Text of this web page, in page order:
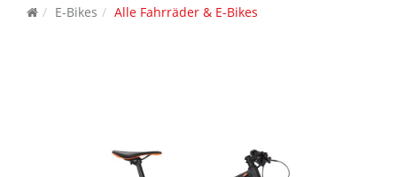
E-Bikes Alle Fahrräder & E-Bikes